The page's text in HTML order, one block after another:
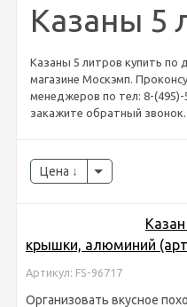
Казаны 5
Казаны 5 литров купить по
магазине Москэмп.
менеджеров по тел: 8-(495)-
закажите обратный звонок.
Цена
крышки, алюминий
Артикул: FS-96717
Организовать вкусное